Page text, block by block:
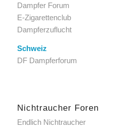
Dampfer Forum
E-Zigarettenclub
Dampferzuflucht
Schweiz
DF Dampferforum
Nichtraucher Foren
Endlich Nichtraucher